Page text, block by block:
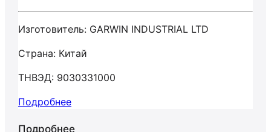
Изготовитель: GARWIN INDUSTRIAL LTD
Страна: Китай
ТНВЭД: 9030331000
Подробнее
Подробнее